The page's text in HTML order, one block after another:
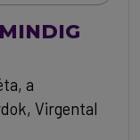
a
Virgental